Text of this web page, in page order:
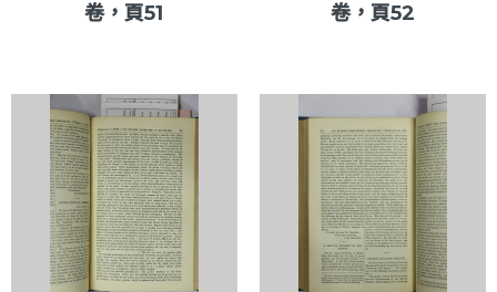
卷，頁51
卷，頁52